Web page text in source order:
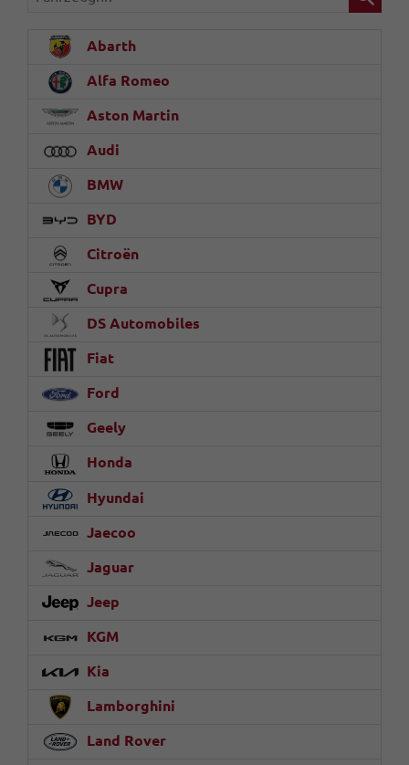
Abarth
Alfa Romeo
Aston Martin
Audi
BMW
BYD
Citroën
Cupra
DS Automobiles
Fiat
Ford
Geely
Honda
Hyundai
Jaecoo
Jaguar
Jeep
KGM
Kia
Lamborghini
Land Rover